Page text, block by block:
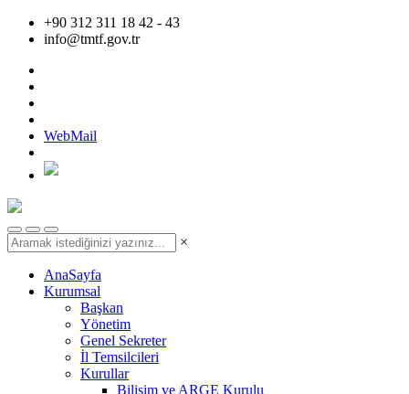
+90 312 311 18 42 - 43
info@tmtf.gov.tr
WebMail
×
AnaSayfa
Kurumsal
Başkan
Yönetim
Genel Sekreter
İl Temsilcileri
Kurullar
Bilişim ve ARGE Kurulu